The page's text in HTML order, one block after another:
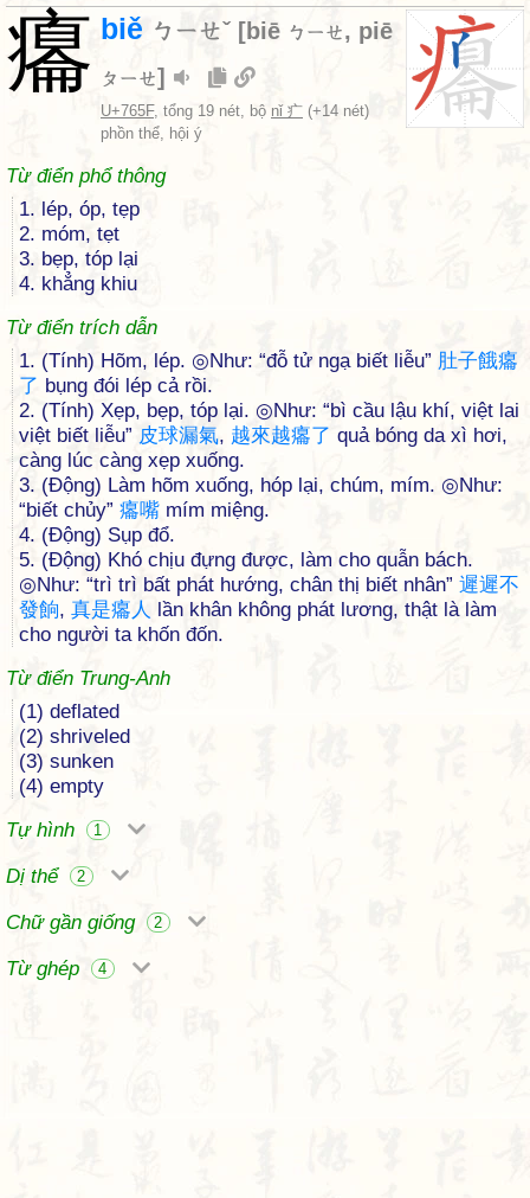
癟 biě ㄅㄧㄝˇ [biē ㄅㄧㄝ, piē
ㄆㄧㄝ]
U+765F, tổng 19 nét, bộ nǐ 疒 (+14 nét)
phồn thể, hội ý
Từ điển phổ thông
1. lép, óp, tẹp
2. móm, tẹt
3. bẹp, tóp lại
4. khẳng khiu
Từ điển trích dẫn
1. (Tính) Hõm, lép. ◎Như: “đỗ tử ngạ biết liễu” 肚子餓癟
了 bụng đói lép cả rồi.
2. (Tính) Xẹp, bẹp, tóp lại. ◎Như: “bì cầu lậu khí, việt lai
việt biết liễu” 皮球漏氣, 越來越癟了 quả bóng da xì hơi,
càng lúc càng xẹp xuống.
3. (Động) Làm hõm xuống, hóp lại, chúm, mím. ◎Như:
“biết chủy” 癟嘴 mím miệng.
4. (Động) Sụp đổ.
5. (Động) Khó chịu đựng được, làm cho quẫn bách.
◎Như: “trì trì bất phát hướng, chân thị biết nhân” 遲遲不
發餉, 真是癟 人 lần khân không phát lương, thật là làm
cho người ta khốn đốn.
Từ điển Trung-Anh
(1) deflated
(2) shriveled
(3) sunken
(4) empty
Tự hình
1
Dị thể 2
Chữ gần giống 2
Từ ghép 4